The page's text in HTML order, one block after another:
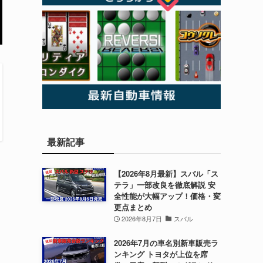
最新記事
【2026年8月最新】スバル「ス
テラ」一部改良を徹底解説 安
全性能が大幅アップ！価格・変
更点まとめ
2026年8月7日 スバル
2026年7月の車名別新車販売ラ
ンキング トヨタが上位を席